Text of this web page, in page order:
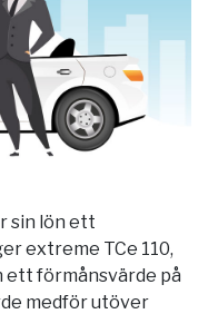
sin lön ett
extreme TCe 110,
ett förmånsvärde på
medför utöver